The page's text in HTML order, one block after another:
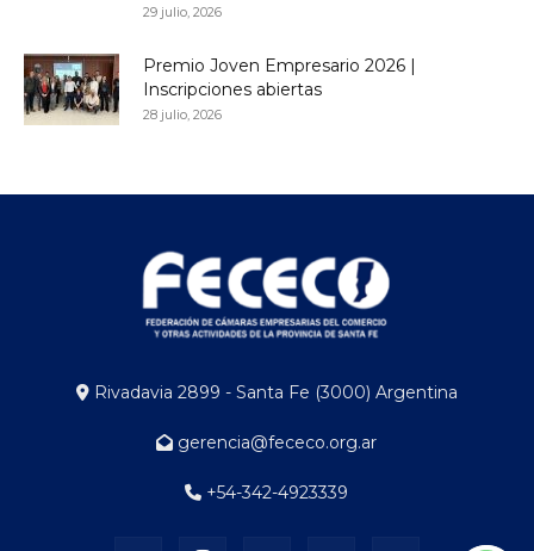
29 julio, 2026
Premio Joven Empresario 2026 |
Inscripciones abiertas
28 julio, 2026
Rivadavia 2899 - Santa Fe (3000) Argentina
gerencia@fececo.org.ar
+54-342-4923339